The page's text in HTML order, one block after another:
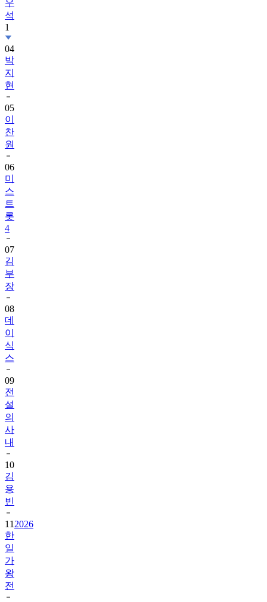
우
석
1
04
박
지
현
05
이
찬
원
06
미
스
트
롯
4
07
김
부
장
08
데
이
식
스
09
전
설
의
사
내
10
김
용
빈
11 2026
한
일
가
왕
전